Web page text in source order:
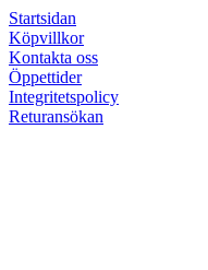
Startsidan
Köpvillkor
Kontakta oss
Öppettider
Integritetspolicy
Returansökan